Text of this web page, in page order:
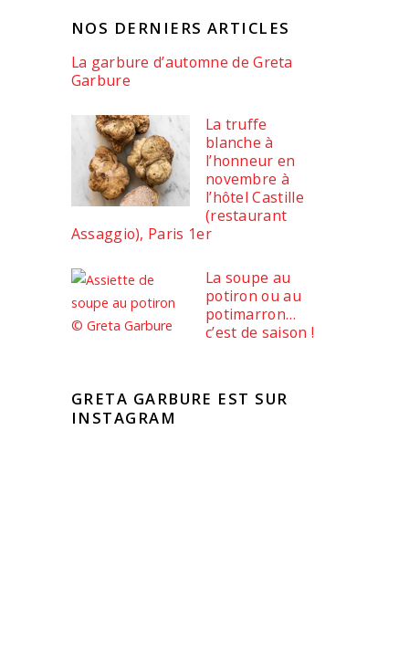
NOS DERNIERS ARTICLES
La garbure d’automne de Greta
Garbure
La truffe
blanche à
l’honneur en
novembre à
l’hôtel Castille
(restaurant
Assaggio), Paris 1er
La soupe au
potiron ou au
potimarron…
c’est de saison !
GRETA GARBURE EST SUR
INSTAGRAM